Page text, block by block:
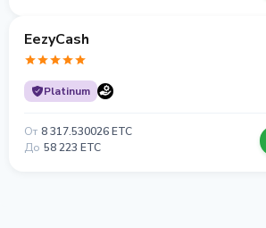
EezyCash
Platinum
От 8 317.530026 ETC
До 58 223 ETC